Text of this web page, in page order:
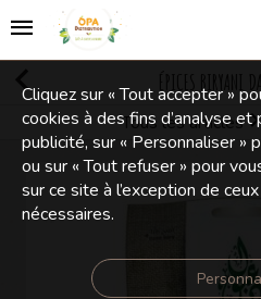
ÉPICES BIRYANI
Tous les articles
Cliquez sur « Tout accepter »
cookies à des fins d’analyse et
publicité, sur « Personnaliser »
ou sur « Tout refuser » pour
sur ce site à l’exception de
nécessaires.